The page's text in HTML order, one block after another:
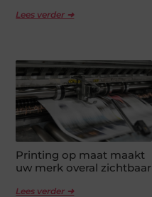
Lees verder ➜
Printing op maat maakt
uw merk overal zichtbaar
Lees verder ➜